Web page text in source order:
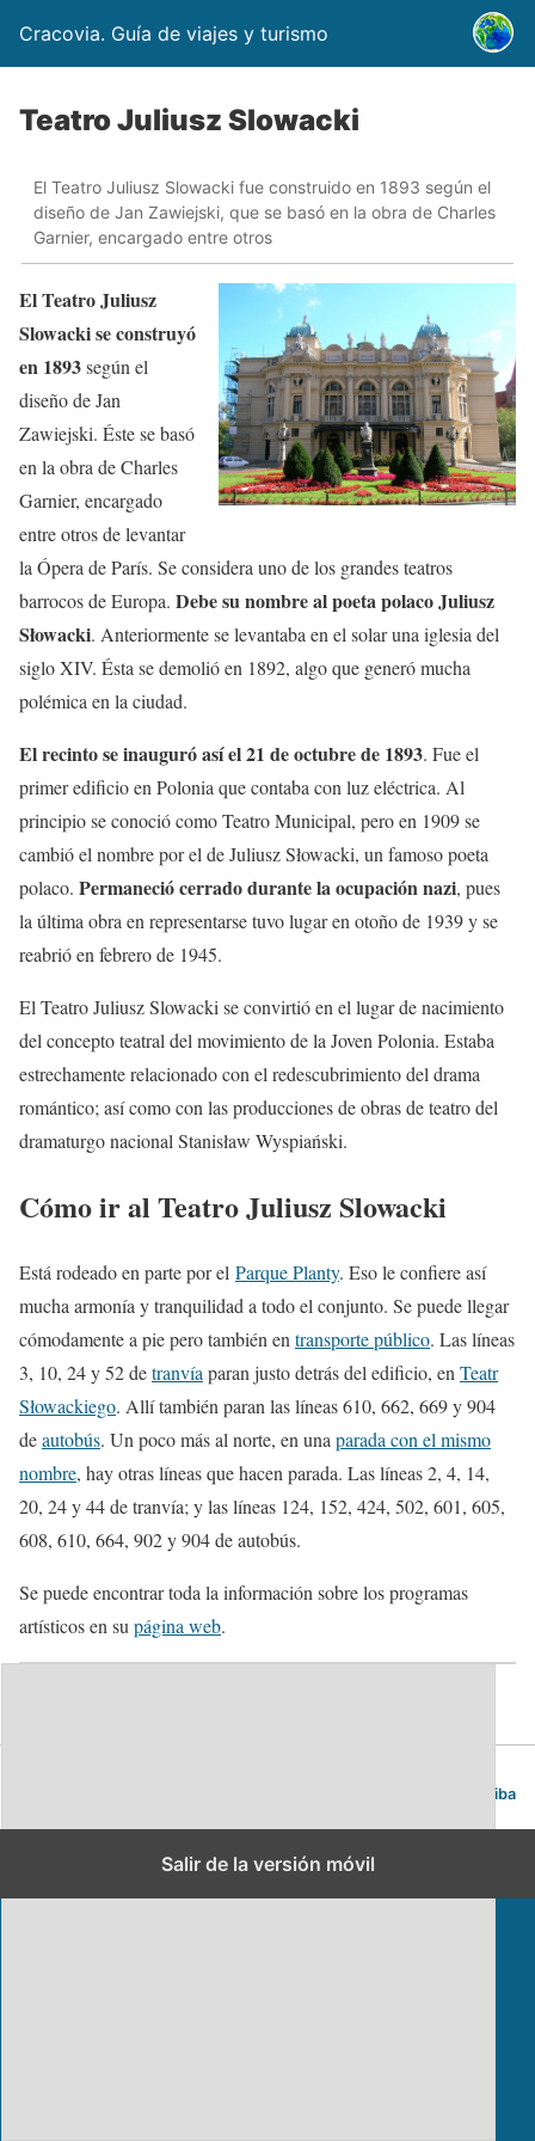
Cracovia. Guía de viajes y turismo
Teatro Juliusz Slowacki
El Teatro Juliusz Slowacki fue construido en 1893 según el
diseño de Jan Zawiejski, que se basó en la obra de Charles
Garnier, encargado entre otros
El Teatro Juliusz
Slowacki se construyó
en 1893según el
diseño de Jan
Zawiejski. Éste se basó
en la obra de Charles
Garnier, encargado
entre otros de levantar
la Ópera de París. Se considera uno de los grandes teatros
barrocos de Europa. Debe su nombre al poeta polaco Juliusz
Słowacki. Anteriormente se levantaba en el solar una iglesia del
siglo XIV. Ésta se demolió en 1892, algo que generó mucha
polémica en la ciudad.
El recinto se inauguró así el 21 de octubre de 1893. Fue el
primer edificio en Polonia que contaba con luz eléctrica. Al
principio se conoció como Teatro Municipal, pero en 1909 se
cambió el nombre por el de Juliusz Słowacki, un famoso poeta
polaco. Permaneció cerrado durante la ocupación nazi, pues
la última obra en representarse tuvo lugar en otoño de 1939 y se
reabrió en febrero de 1945.
El Teatro Juliusz Slowacki se convirtió en el lugar de nacimiento
del concepto teatral del movimiento de la Joven Polonia. Estaba
estrechamente relacionado con el redescubrimiento del drama
romántico; así como con las producciones de obras de teatro del
dramaturgo nacional Stanisław Wyspiański.
Cómo ir al Teatro Juliusz Slowacki
Está rodeado en parte por el Parque Planty. Eso le confiere así
mucha armonía y tranquilidad a todo el conjunto. Se puede llegar
cómodamente a pie pero también en transporte público. Las líneas
3, 10, 24 y 52 detranvía paran justo detrás del edificio, en Teatr
Słowackiego. Allí también paran las líneas 610, 662, 669 y 904
deautobús. Un poco más al norte, en una parada con el mismo
nombre, hay otras líneas que hacen parada. Las líneas 2, 4, 14,
20, 24 y 44 de tranvía; y las líneas 124, 152, 424, 502, 601, 605,
608, 610, 664, 902 y 904 de autobús.
Se puede encontrar toda la información sobre los programas
artísticos en su página web.
Volver arriba
Salir de la versión móvil